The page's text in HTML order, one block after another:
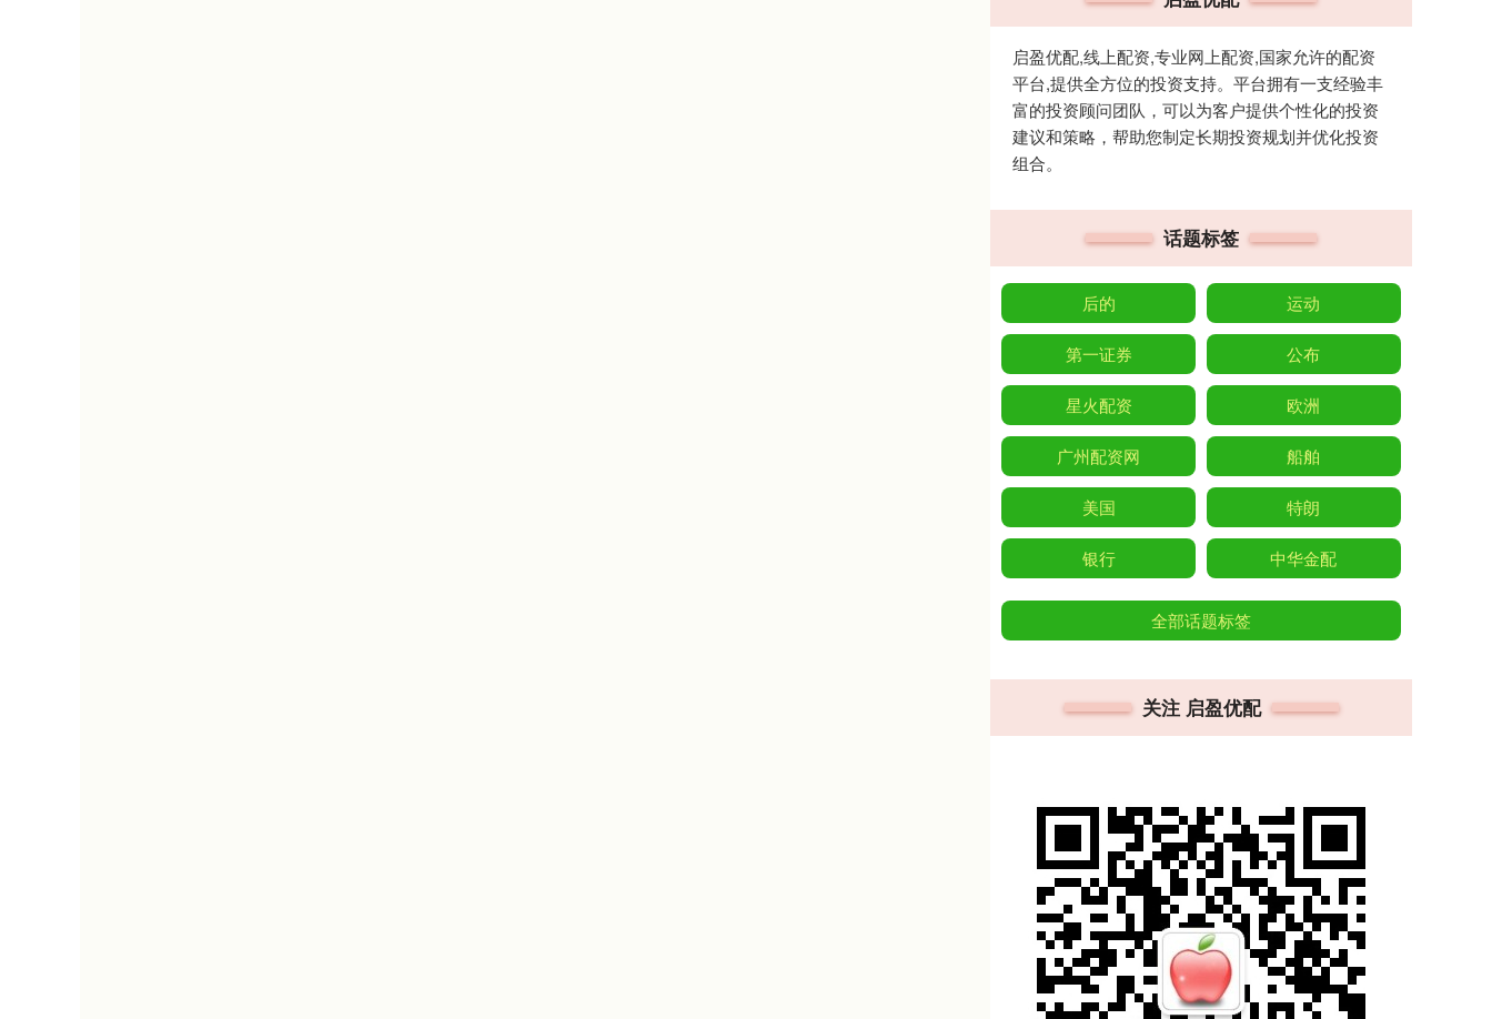
启盈优配,线上配资,专业网上配资,国家允许的配资
平台,提供全方位的投资支持。平台拥有一支经验丰
富的投资顾问团队，可以为客户提供个性化的投资
建议和策略，帮助您制定长期投资规划并优化投资
组合。
话题标签
后的 运动
第一证券 公布
星火配资 欧洲
广州配资网 船舶
美国 特朗
银行 中华金配
全部话题标签
关注 启盈优配